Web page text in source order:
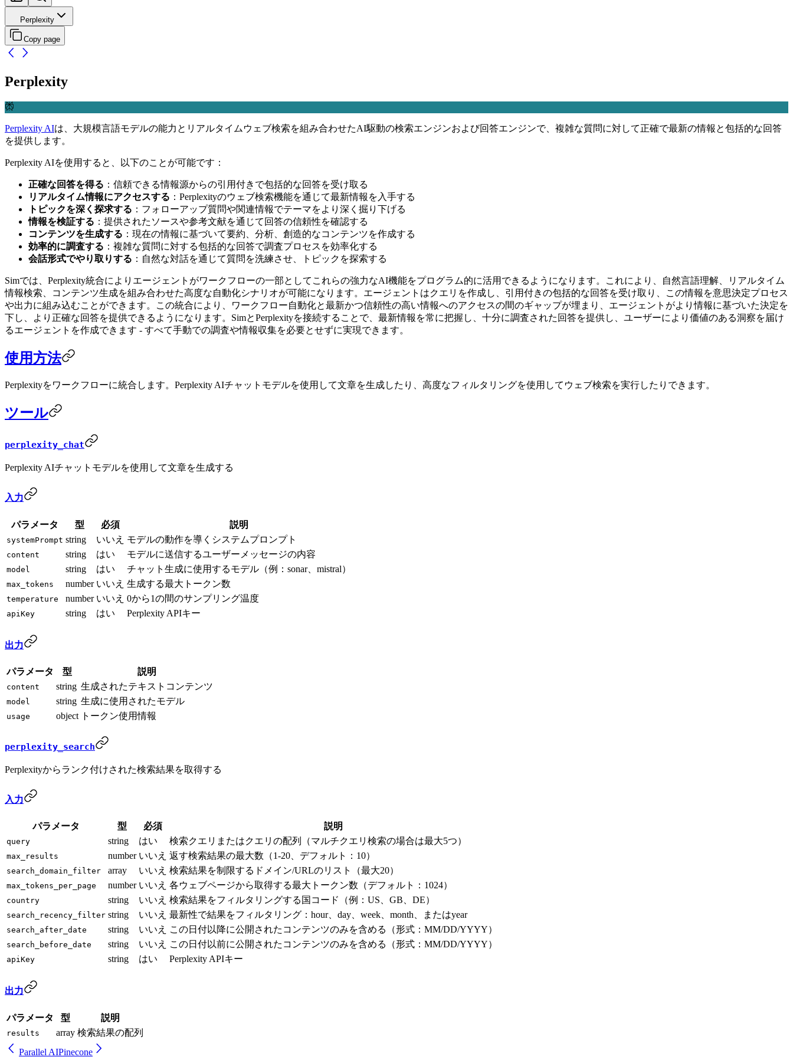
Perplexity
Copy page
Perplexity
Perplexity AIは、大規模言語モデルの能力とリアルタイムウェブ検索を組み合わせたAI駆動の検索エンジンおよび回答エンジンで、複雑な質問に対して正確で最新の情報と包括的な回答
を提供します。
Perplexity AIを使用すると、以下のことが可能です：
正確な回答を得る ：信頼できる情報源からの引用付きで包括的な回答を受け取る
リアルタイム情報にアクセスする ：Perplexityのウェブ検索機能を通じて最新情報を入手する
トピックを深く探求する ：フォローアップ質問や関連情報でテーマをより深く掘り下げる
情報を検証する ：提供されたソースや参考文献を通じて回答の信頼性を確認する
コンテンツを生成する ：現在の情報に基づいて要約、分析、創造的なコンテンツを作成する
効率的に調査する ：複雑な質問に対する包括的な回答で調査プロセスを効率化する
会話形式でやり取りする ：自然な対話を通じて質問を洗練させ、トピックを探索する
Simでは、Perplexity統合によりエージェントがワークフローの一部としてこれらの強力なAI機能をプログラム的に活用できるようになります。これにより、自然言語理解、リアルタイム
情報検索、コンテンツ生成を組み合わせた高度な自動化シナリオが可能になります。エージェントはクエリを作成し、引用付きの包括的な回答を受け取り、この情報を意思決定プロセス
や出力に組み込むことができます。この統合により、ワークフロー自動化と最新かつ信頼性の高い情報へのアクセスの間のギャップが埋まり、エージェントがより情報に基づいた決定を
下し、より正確な回答を提供できるようになります。SimとPerplexityを接続することで、最新情報を常に把握し、十分に調査された回答を提供し、ユーザーにより価値のある洞察を届け
るエージェントを作成できます - すべて手動での調査や情報収集を必要とせずに実現できます。
使用方法
Perplexityをワークフローに統合します。Perplexity AIチャットモデルを使用して文章を生成したり、高度なフィルタリングを使用してウェブ検索を実行したりできます。
ツール
perplexity_chat
Perplexity AIチャットモデルを使用して文章を生成する
入力
パラメータ 型 必須 説明
systemPrompt string いいえ モデルの動作を導くシステムプロンプト
content string はい モデルに送信するユーザーメッセージの内容
model string はい チャット生成に使用するモデル（例：sonar、mistral）
max_tokens number いいえ 生成する最大トークン数
temperature number いいえ 0から1の間のサンプリング温度
apiKey string はい Perplexity APIキー
出力
パラメータ 型 説明
content string 生成されたテキストコンテンツ
model string 生成に使用されたモデル
usage object トークン使用情報
perplexity_search
Perplexityからランク付けされた検索結果を取得する
入力
パラメータ 型 必須 説明
query string はい 検索クエリまたはクエリの配列（マルチクエリ検索の場合は最大5つ）
max_results number いいえ 返す検索結果の最大数（1-20、デフォルト：10）
search_domain_filter array いいえ 検索結果を制限するドメイン/URLのリスト（最大20）
max_tokens_per_page number いいえ 各ウェブページから取得する最大トークン数（デフォルト：1024）
country string いいえ 検索結果をフィルタリングする国コード（例：US、GB、DE）
search_recency_filter string いいえ 最新性で結果をフィルタリング：hour、day、week、month、またはyear
search_after_date string いいえ この日付以降に公開されたコンテンツのみを含める（形式：MM/DD/YYYY）
search_before_date string いいえ この日付以前に公開されたコンテンツのみを含める（形式：MM/DD/YYYY）
apiKey string はい Perplexity APIキー
出力
パラメータ 型 説明
results array 検索結果の配列
Parallel AIPinecone